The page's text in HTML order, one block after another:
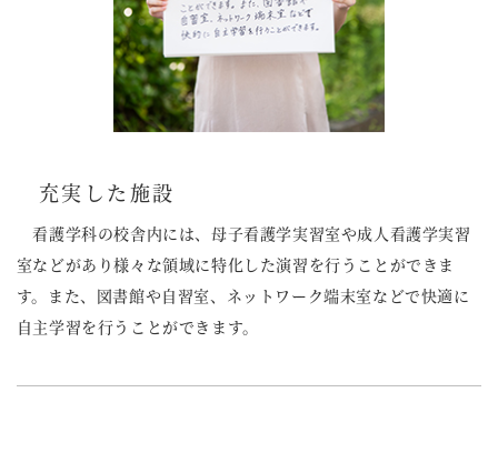
充実した施設
看護学科の校舎内には、母子看護学実習室や成人看護学実習
室などがあり様々な領域に特化した演習を行うことができま
す。また、図書館や自習室、ネットワーク端末室などで快適に
自主学習を行うことができます。